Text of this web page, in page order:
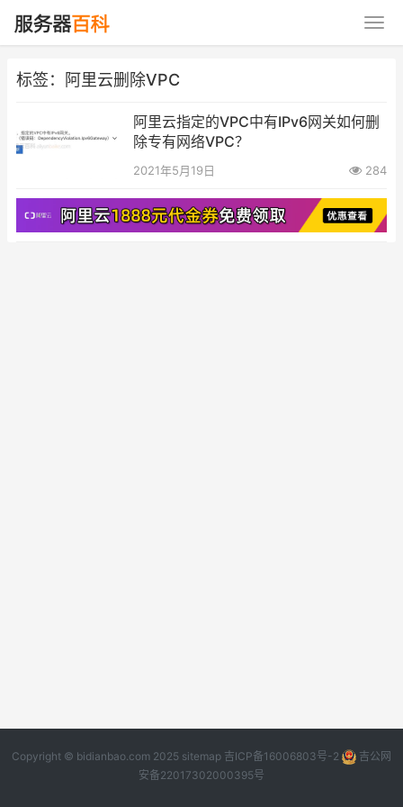
标签：阿里云删除VPC
阿里云指定的VPC中有IPv6网关如何删
除专有网络VPC？
2021年5月19日 284
Copyright © bidianbao.com 2025 sitemap 吉ICP备16006803号-2
吉公网
安备22017302000395号